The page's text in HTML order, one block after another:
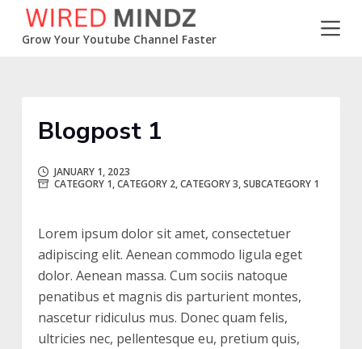
kGrow Your Youtube Channel Faster
Blogpost 1
JANUARY 1, 2023
CATEGORY 1,CATEGORY 2,CATEGORY 3,SUBCATEGORY 1
Lorem ipsum dolor sit amet, consectetuer
adipiscing elit. Aenean commodo ligula eget
dolor. Aenean massa. Cum sociis natoque
penatibus et magnis dis parturient montes,
nascetur ridiculus mus. Donec quam felis,
ultricies nec, pellentesque eu, pretium quis,